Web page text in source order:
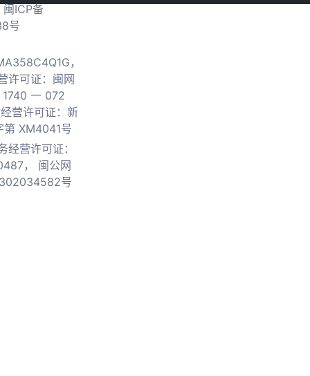
闽ICP备
号
，
许可证：闽网
一 072
营许可证：新
第 XM4041号
经营许可证：
，
闽公网
号